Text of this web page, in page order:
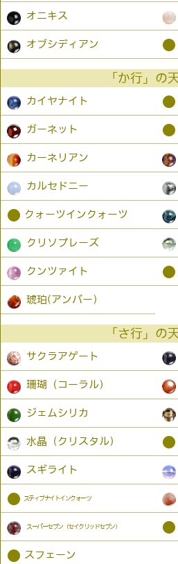
オニキス
オブシディアン ●
「か行」の
カイヤナイト ●
ガーネット ●
カーネリアン
カルセドニー
● クォーツインクォーツ
クリソプレーズ
クンツァイト ●
琥珀(アンバー）
「さ行」の
サクラアゲート
珊瑚（コーラル）
ジェムシリカ
水晶（クリスタル） ●
スギライト
● スティブナイトインクォーツ
スーパーセブン（セイクリッドセブン） ●
● スフェーン